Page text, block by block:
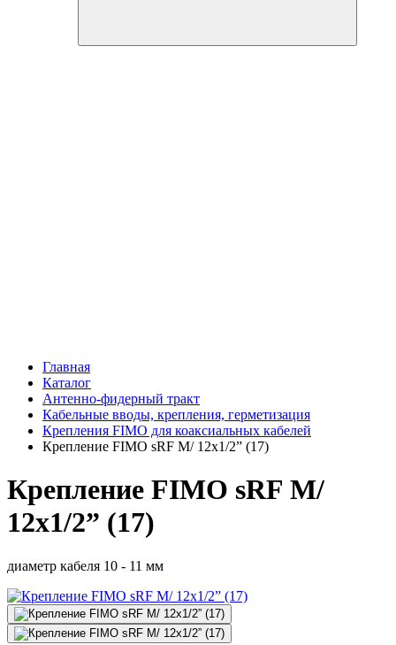
Главная
Каталог
Антенно-фидерный тракт
Кабельные вводы, крепления, герметизация
Крепления FIMO для коаксиальных кабелей
Крепление FIMO sRF M/ 12x1/2” (17)
Крепление FIMO sRF M/
12x1/2” (17)
диаметр кабеля 10 - 11 мм